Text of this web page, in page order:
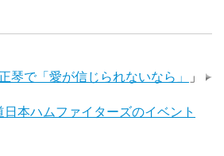
琴で「愛が信じられないなら」 」
本ハムファイターズのイベント